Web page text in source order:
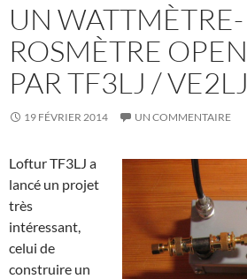
UN WATTMÈTRE-
ROSMÈTRE
PAR TF3LJ /
19 FÉVRIER 2014 UN COMMENTAIRE
Loftur TF3LJ a
lancé un projet
très
intéressant,
celui de
construire un